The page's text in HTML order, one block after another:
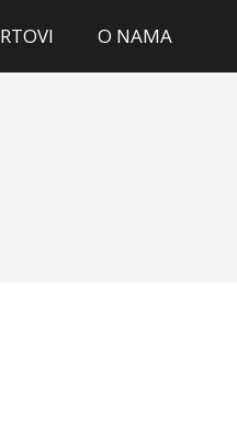
O NAMA